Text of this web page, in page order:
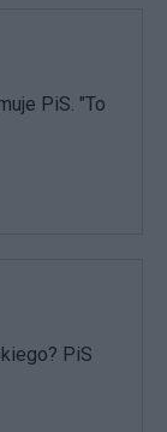
PiS. "To
PiS